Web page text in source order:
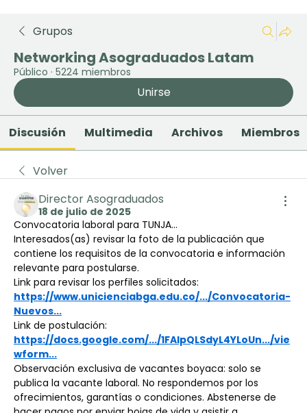
Grupos
Networking Asograduados Latam
Público · 5224 miembros
Unirse
Discusión Multimedia Archivos Miembros
Volver
Director Asograduados
18 de julio de 2025
Convocatoria laboral para TUNJA...
Interesados(as) revisar la foto de la publicación que
contiene los requisitos de la convocatoria e información
relevante para postularse.
Link para revisar los perfiles solicitados:
https://www.unicienciabga.edu.co/.../Convocatoria-
Nuevos...
Link de postulación:
https://docs.google.com/.../1FAIpQLSdyL4YLoUn.../vie
wform...
Observación exclusiva de vacantes boyaca: solo se
publica la vacante laboral. No respondemos por los
ofrecimientos, garantías o condiciones. Abstenerse de